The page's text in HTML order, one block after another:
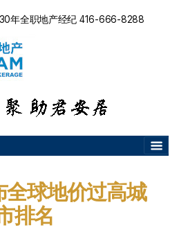
年全职地产经纪 416-666-8288
球地价过高城
排名